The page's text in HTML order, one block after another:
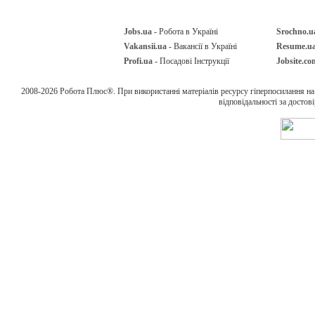
Jobs.ua - Робота в Україні
Vakansii.ua - Вакансії в Україні
Profi.ua - Посадові Інструкції
2008-2026 Робота Плюс®. При використанні матеріалів ресурсу гіперпосилання
відповідальності за